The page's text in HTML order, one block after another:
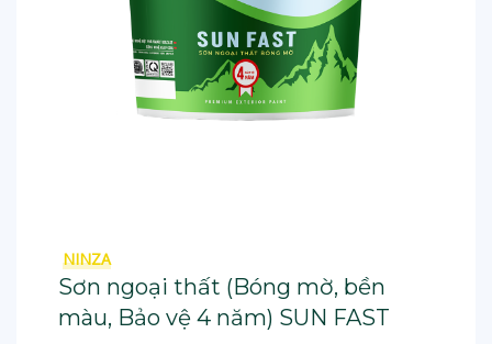
NINZA
Sơn ngoại thất (Bóng mờ, bền
màu, Bảo vệ 4 năm) SUN FAST